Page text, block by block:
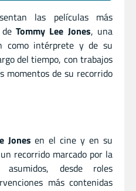
las películas más
Tommy Lee Jones, una
como intérprete y de su
del tiempo, con trabajos
momentos de su recorrido
Jones en el cine y en su
recorrido marcado por la
desde roles
más contenidas